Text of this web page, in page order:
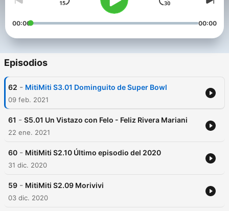
00:00 00:00
Episodios
62 - MitiMiti S3.01 Dominguito de Super Bowl
09 feb. 2021
61 - S5.01 Un Vistazo con Felo - Feliz Rivera Mariani
22 ene. 2021
60 - MitiMiti S2.10 Último episodio del 2020
31 dic. 2020
59 - MitiMiti S2.09 Morivivi
03 dic. 2020